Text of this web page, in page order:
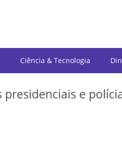
Ciência & Tecnologia
e